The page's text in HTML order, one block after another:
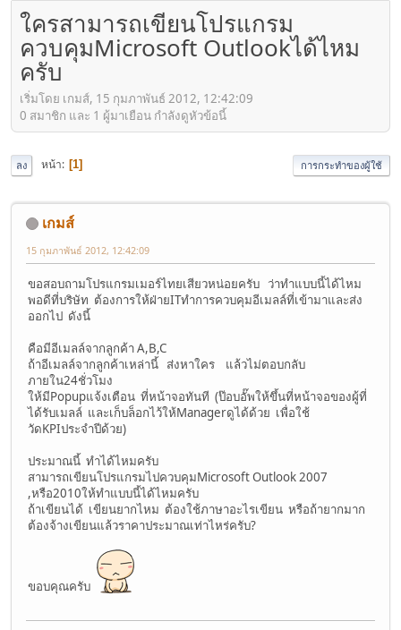
ใครสามารถเขียนโปรแกรม
ควบคุมMicrosoft Outlookได้ไหม
ครับ
เริ่มโดย เกมส์, 15 กุมภาพันธ์ 2012, 12:42:09
0 สมาชิก และ 1 ผู้มาเยือน กำลังดูหัวข้อนี้
ลง หน้า 1 การกระทำของผู้ใช้
เกมส์
15 กุมภาพันธ์ 2012, 12:42:09
ขอสอบถามโปรแกรมเมอร์ไทยเสียวหน่อยครับ ว่าทำแบบนี้ได้ไหม
พอดีที่บริษัท ต้องการให้ฝ่ายITทำการควบคุมอีเมลล์ที่เข้ามาและส่ง
ออกไป ดังนี้
คือมีอีเมลล์จากลูกค้า A,B,C
ถ้าอีเมลล์จากลูกค้าเหล่านี้ ส่งหาใคร แล้วไม่ตอบกลับ
ภายใน24ชั่วโมง
ให้มีPopupแจ้งเตือน ที่หน้าจอทันที (ป๊อบอั๊พให้ขึ้นที่หน้าจอของผู้ที่
ได้รับเมลล์ และเก็บล็อกไว้ให้Managerดูได้ด้วย เพื่อใช้
วัดKPIประจำปีด้วย)
ประมาณนี้ ทำได้ไหมครับ
สามารถเขียนโปรแกรมไปควบคุมMicrosoft Outlook 2007
,หรือ2010ให้ทำแบบนี้ได้ไหมครับ
ถ้าเขียนได้ เขียนยากไหม ต้องใช้ภาษาอะไรเขียน หรือถ้ายากมาก
ต้องจ้างเขียนแล้วราคาประมาณเท่าไหร่ครับ?
ขอบคุณครับ